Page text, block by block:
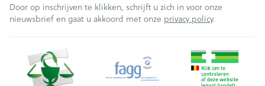
Door op inschrijven te klikken, schrijft u zich in voor onze
nieuwsbrief en gaat u akkoord met onze privacy policy.